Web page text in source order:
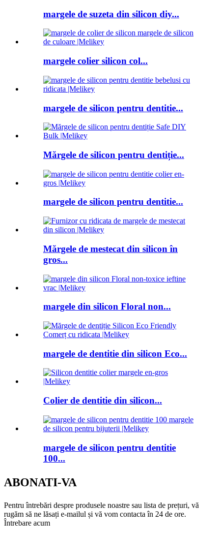
margele de suzeta din silicon diy...
margele colier silicon col...
margele de silicon pentru dentitie...
Mărgele de silicon pentru dentiție...
margele de silicon pentru dentitie...
Mărgele de mestecat din silicon în
gros...
margele din silicon Floral non...
margele de dentitie din silicon Eco...
Colier de dentitie din silicon...
margele de silicon pentru dentitie
100...
ABONATI-VA
Pentru întrebări despre produsele noastre sau lista de prețuri, vă
rugăm să ne lăsați e-mailul și vă vom contacta în 24 de ore.
Întrebare acum